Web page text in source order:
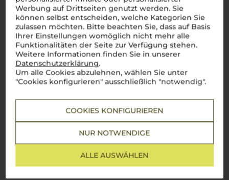
Werbung auf Drittseiten genutzt werden. Sie
können selbst entscheiden, welche Kategorien Sie
zulassen möchten. Bitte beachten Sie, dass auf Basis
Ihrer Einstellungen womöglich nicht mehr alle
Funktionalitäten der Seite zur Verfügung stehen.
Weitere Informationen finden Sie in unserer
Datenschutzerklärung.
Um alle Cookies abzulehnen, wählen Sie unter
"Cookies konfigurieren" ausschließlich "notwendig".
COOKIES KONFIGURIEREN
NUR NOTWENDIGE
ALLE AUSWÄHLEN